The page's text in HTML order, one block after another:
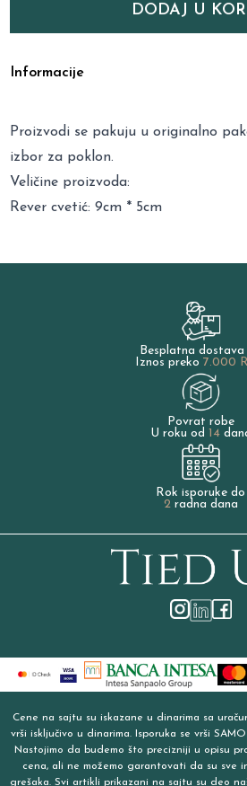
DODAJ U
Informacije
Proizvodi se pakuju u originalno
izbor za poklon.
Veličine proizvoda:
Rever cvetić: 9cm * 5cm
Besplatna dostava
Iznos preko 7.000
Povrat robe
U roku od 14
Rok isporuke do
2radna dana
Cene na sajtu su iskazane u dinarima sa
vrši isključivo u dinarima. Isporuka se vrši
Nastojimo da budemo što precizniji u opisu
cena, ali ne možemo garantovati da su sve
grešaka. Svi artikli prikazani na sajtu su deo